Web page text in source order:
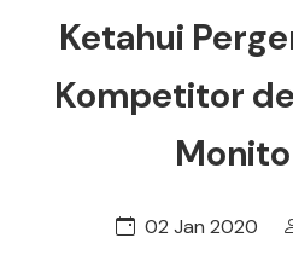
Ketahui
Kompetitor
02 Jan 2020